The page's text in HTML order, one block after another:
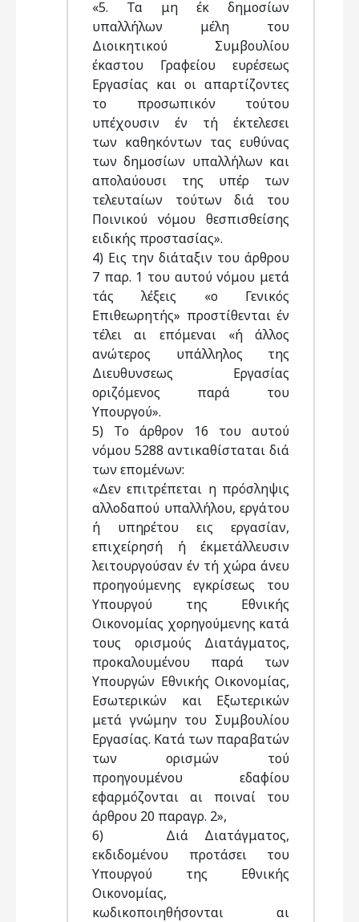
«5. Τα μη έκ δημοσίων
υπαλλήλων μέλη του
Διοικητικού Συμβουλίου
έκαστου Γραφείου ευρέσεως
Εργασίας και οι απαρτίζοντες
το προσωπικόν τούτου
υπέχουσιν έν τή έκτελεσει
των καθηκόντων τας ευθύνας
των δημοσίων υπαλλήλων και
απολαύουσι της υπέρ των
τελευταίων τούτων διά του
Ποινικού vόμου θεσπισθείσης
ειδικής προστασίας».
4) Εις την διάταξιν του άρθρου
7 παρ. 1 του αυτού νόμου μετά
τάς λέξεις «ο Γενικός
Επιθεωρητής» προστίθενται έν
τέλει αι επόμεναι «ή άλλος
ανώτερος υπάλληλος της
Διευθυνσεως Εργασίας
οριζόμενος παρά του
Υπουργού».
5) Το άρθρον 16 του αυτού
νόμου 5288 αντικαθίσταται διά
των επομένων:
«Δεν επιτρέπεται η πρόσληψις
αλλοδαπού υπαλλήλου, εργάτου
ή υπηρέτου εις εργασίαν,
επιχείρησή ή έκμετάλλευσιν
λειτουργούσαν έν τή χώρα άνευ
προηγούμενης εγκρίσεως του
Υπουργού της Εθνικής
Οικονομίας χορηγούμενης κατά
τους ορισμούς Διατάγματος,
προκαλουμένου παρά των
Υπουργών Εθνικής Οικονομίας,
Εσωτερικών και Εξωτερικών
μετά γνώμην του Συμβουλίου
Εργασίας. Κατά των παραβατών
των ορισμών τού
προηγουμένου εδαφίου
εφαρμόζονται αι ποιναί του
άρθρου 20 παραγρ. 2»,
6) Διά Διατάγματος,
εκδιδομένου προτάσει του
Υπουργού της Εθνικής
Οικονομίας,
κωδικοποιηθήσονται αι